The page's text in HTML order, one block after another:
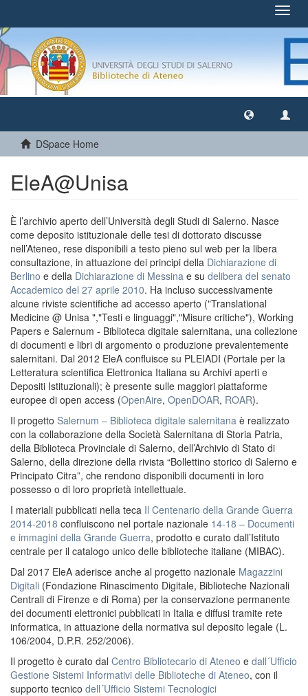
DSpace Home
EleA@Unisa
È l’archivio aperto dell’Università degli Studi di Salerno. Nasce
come deposito istituzionale delle tesi di dottorato discusse
nell’Ateneo, rese disponibili a testo pieno sul web per la libera
consultazione, in attuazione dei principi della Dichiarazione di
Berlino e della Dichiarazione di Messina e su delibera del senato
Accademico del 27 aprile 2010. Ha incluso successivamente
alcune riviste scientifiche ad accesso aperto ("Translational
Medicine @ Unisa ","Testi e linguaggi","Misure critiche"), Working
Papers e Salernum - Biblioteca digitale salernitana, una collezione
di documenti e libri di argomento o produzione prevalentemente
salernitani. Dal 2012 EleA confluisce su PLEIADI (Portale per la
Letteratura scientifica Elettronica Italiana su Archivi aperti e
Depositi Istituzionali); è presente sulle maggiori piattaforme
europee di open access (OpenAire, OpenDOAR, ROAR).
Il progetto Salernum – Biblioteca digitale salernitana è realizzato
con la collaborazione della Società Salernitana di Storia Patria,
della Biblioteca Provinciale di Salerno, dell’Archivio di Stato di
Salerno, della direzione della rivista “Bollettino storico di Salerno e
Principato Citra”, che rendono disponibili documenti in loro
possesso o di loro proprietà intellettuale.
I materiali pubblicati nella teca Il Centenario della Grande Guerra
2014-2018 confluiscono nel portale nazionale 14-18 – Documenti
e immagini della Grande Guerra, prodotto e curato dall’Istituto
centrale per il catalogo unico delle biblioteche italiane (MIBAC).
Dal 2017 EleA aderisce anche al progetto nazionale Magazzini
Digitali (Fondazione Rinascimento Digitale, Biblioteche Nazionali
Centrali di Firenze e di Roma) per la conservazione permanente
dei documenti elettronici pubblicati in Italia e diffusi tramite rete
informatica, in attuazione della normativa sul deposito legale (L.
106/2004, D.P.R. 252/2006).
Il progetto è curato dal Centro Bibliotecario di Ateneo e dall´Ufficio
Gestione Sistemi Informativi delle Biblioteche di Ateneo, con il
supporto tecnico dell´Ufficio Sistemi Tecnologici